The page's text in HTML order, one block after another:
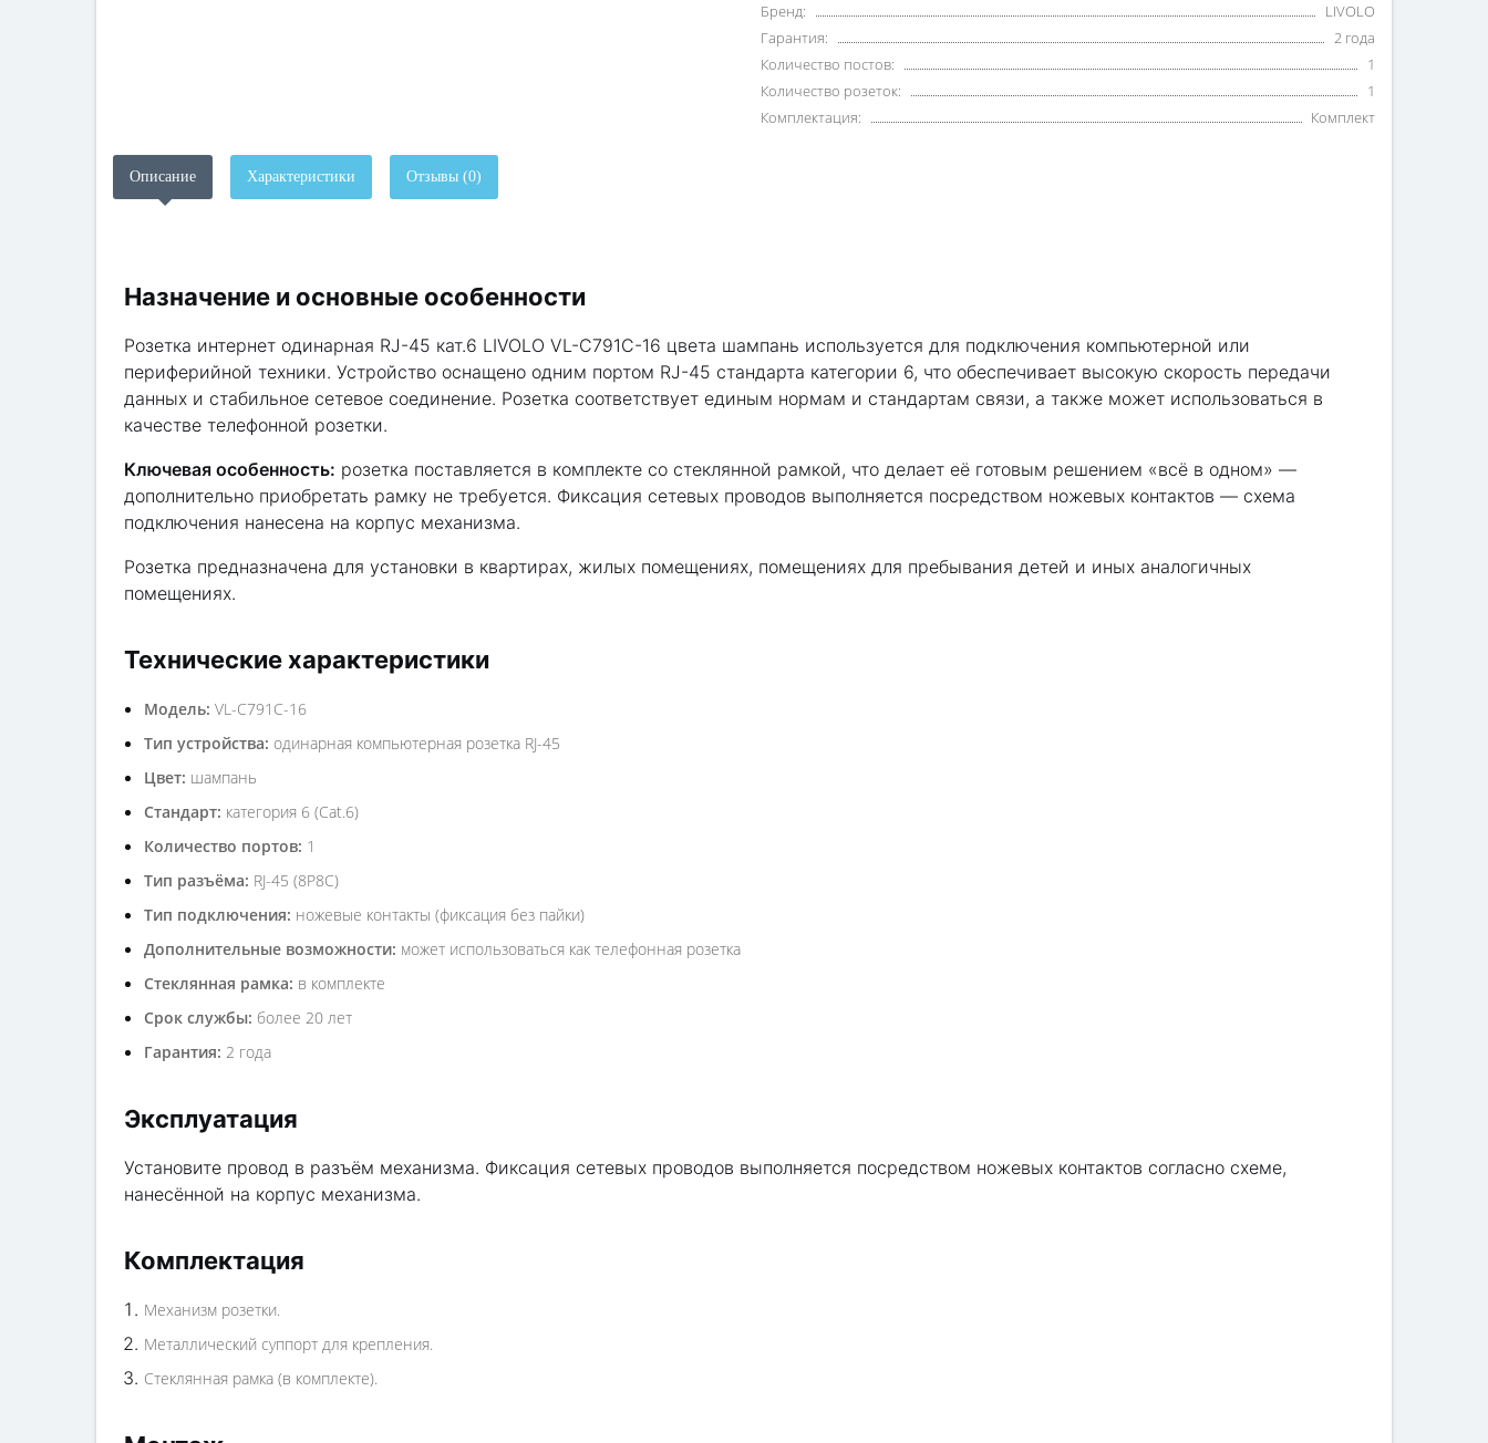
Бренд:
LIVOLO
Гарантия:
2 года
Количество постов:
1
Количество розеток:
1
Комплектация:
Комплект
Описание Характеристики Отзывы (0)
Назначение и основные особенности
Розетка интернет одинарная RJ-45 кат.6 LIVOLO VL-C791C-16 цвета шампань используется для подключения компьютерной или
периферийной техники. Устройство оснащено одним портом RJ-45 стандарта категории 6, что обеспечивает высокую скорость передачи
данных и стабильное сетевое соединение. Розетка соответствует единым нормам и стандартам связи, а также может использоваться в
качестве телефонной розетки.
Ключевая особенность: розетка поставляется в комплекте со стеклянной рамкой, что делает её готовым решением «всё в одном» —
дополнительно приобретать рамку не требуется. Фиксация сетевых проводов выполняется посредством ножевых контактов — схема
подключения нанесена на корпус механизма.
Розетка предназначена для установки в квартирах, жилых помещениях, помещениях для пребывания детей и иных аналогичных
помещениях.
Технические характеристики
Модель: VL-C791C-16
Тип устройства: одинарная компьютерная розетка RJ-45
Цвет: шампань
Стандарт: категория 6 (Cat.6)
Количество портов: 1
Тип разъёма: RJ-45 (8P8C)
Тип подключения: ножевые контакты (фиксация без пайки)
Дополнительные возможности: может использоваться как телефонная розетка
Стеклянная рамка: в комплекте
Срок службы: более 20 лет
Гарантия: 2 года
Эксплуатация
Установите провод в разъём механизма. Фиксация сетевых проводов выполняется посредством ножевых контактов согласно схеме,
нанесённой на корпус механизма.
Комплектация
Механизм розетки.
Металлический суппорт для крепления.
Стеклянная рамка (в комплекте).